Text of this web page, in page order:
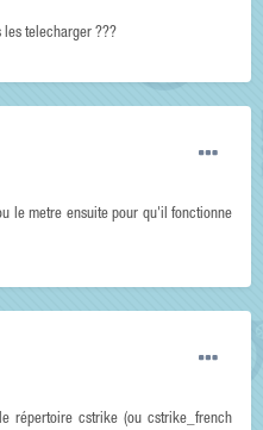
telecharger ???
le metre ensuite pour qu'il fonctionne
répertoire cstrike (ou cstrike_french